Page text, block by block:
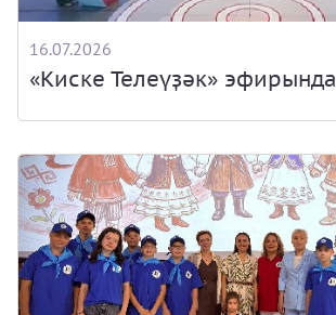
16.07.2026
«Киске Телеүҙәк» эфирында